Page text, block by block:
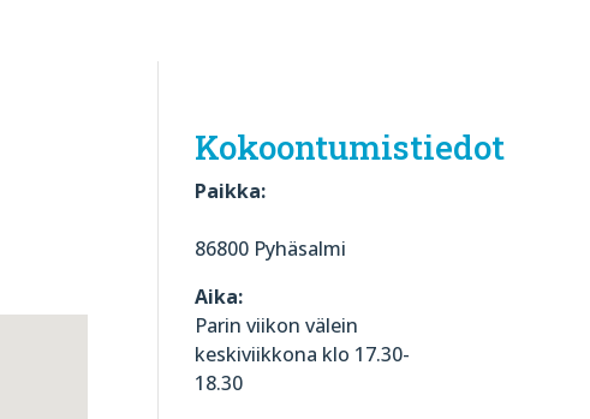
Kokoontumistiedot
Paikka:
86800 Pyhäsalmi
Aika:
Parin viikon välein
keskiviikkona klo 17.30-
18.30